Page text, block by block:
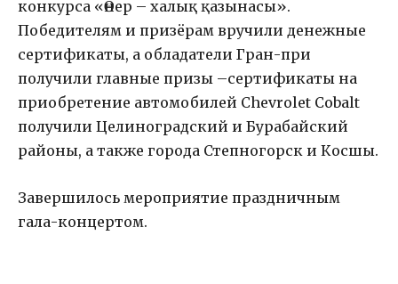
конкурса «Өнер – халық қазынасы».
Победителям и призёрам вручили денежные
сертификаты, а обладатели Гран-при
получили главные призы –сертификаты на
приобретение автомобилей Chevrolet Cobalt
получили Целиноградский и Бурабайский
районы, а также города Степногорск и Косшы.
Завершилось мероприятие праздничным
гала-концертом.